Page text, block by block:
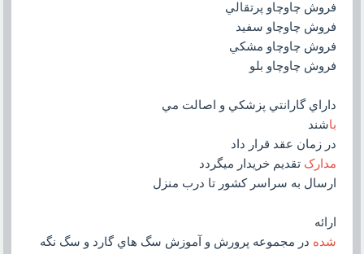
فروش چاوچاو پرتقالي
فروش چاوچاو سفيد
فروش چاوچاو مشکي
فروش چاوچاو بلو
داراي گارانتي پزشکي و اصالت مي
باشند
در زمان عقد قرار داد
مدارک تقديم خريدار ميگردد
ارسال به سراسر کشور تا درب منزل
ارائه
شده در مجموعه پرورش و آموزش سگ هاي گارد و سگ نگه